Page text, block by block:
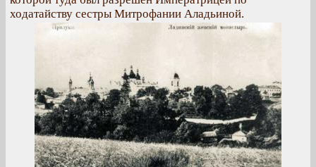
ходатайству сестры Митрофании Аладьиной.